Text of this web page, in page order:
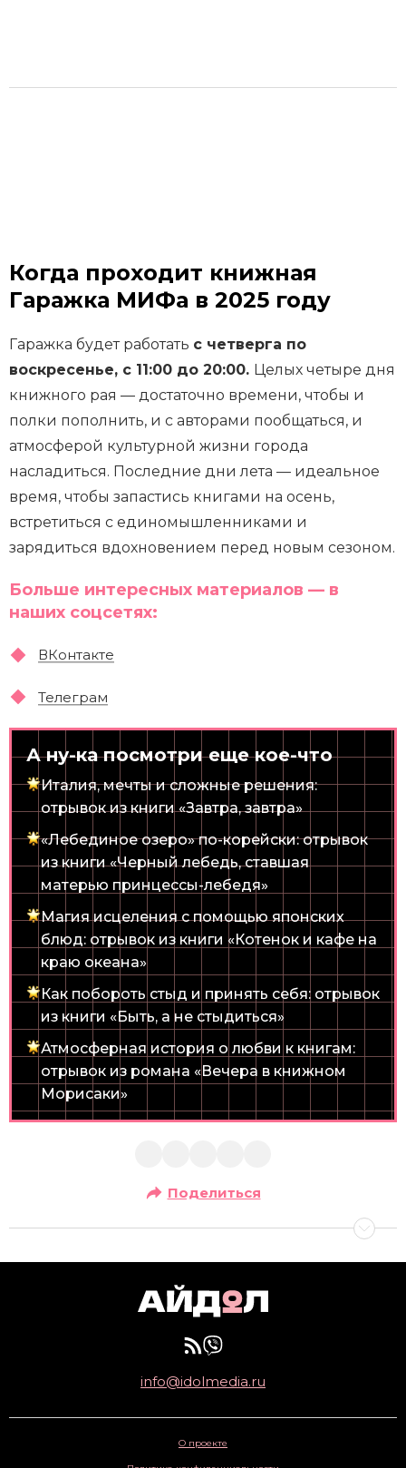
Когда проходит книжная
Гаражка МИФа в 2025 году
Гаражка будет работать с четверга по
воскресенье, с 11:00 до 20:00. Целых четыре дня
книжного рая — достаточно времени, чтобы и
полки пополнить, и с авторами пообщаться, и
атмосферой культурной жизни города
насладиться. Последние дни лета — идеальное
время, чтобы запастись книгами на осень,
встретиться с единомышленниками и
зарядиться вдохновением перед новым сезоном.
Больше интересных материалов — в
наших соцсетях:
ВКонтакте
Телеграм
А ну-ка посмотри еще кое-что
Италия, мечты и сложные решения:
отрывок из книги «Завтра, завтра»
«Лебединое озеро» по-корейски: отрывок
из книги «Черный лебедь, ставшая
матерью принцессы-лебедя»
Магия исцеления с помощью японских
блюд: отрывок из книги «Котенок и кафе на
краю океана»
Как побороть стыд и принять себя: отрывок
из книги «Быть, а не стыдиться»
Атмосферная история о любви к книгам:
отрывок из романа «Вечера в книжном
Морисаки»
Поделиться
info@idolmedia.ru
О проекте